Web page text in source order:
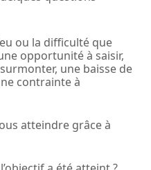
ou la difficulté que
opportunité à saisir,
une baisse de
contrainte à
atteindre grâce à